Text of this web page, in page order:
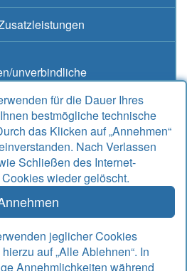
für die Dauer Ihres
bestmögliche technische
das Klicken auf „Annehmen“
Nach Verlassen
Schließen des Internet-
wieder gelöscht.
jeglicher Cookies
auf „Alle Ablehnen“. In
Annehmlichkeiten während
unverbindliche